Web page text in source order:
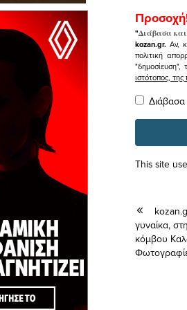
"Διάβασα
kozan.gr. Αν,
πολιτική
"δημοσίευση",
ιστότοπος,
Διάβασα
This site
γυναίκα,
κόμβου